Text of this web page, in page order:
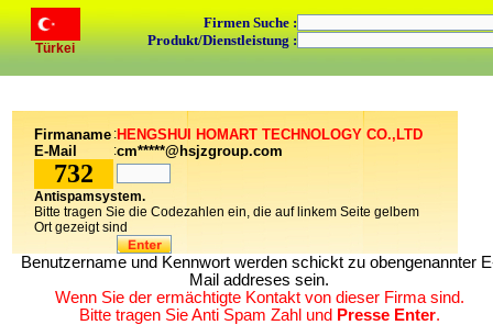
Türkei
Firmen Suche :
Produkt/Dienstleistung :
Firmaname :HENGSHUI HOMART TECHNOLOGY CO.,LTD
E-Mail
:cm*****@hsjzgroup.com
732
Antispamsystem.
Bitte tragen Sie die Codezahlen ein, die auf linkem Seite gelbem
Ort gezeigt sind
Benutzername und Kennwort werden schickt zu obengenannter
Mail addreses sein.
Wenn Sie der ermächtigte Kontakt von dieser Firma sind.
Bitte tragen Sie Anti Spam Zahl und Presse Enter.